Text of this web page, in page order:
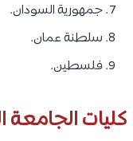
جمهورية السودان.
سلطنة عمان.
فلسطين.
كليات الجامعة